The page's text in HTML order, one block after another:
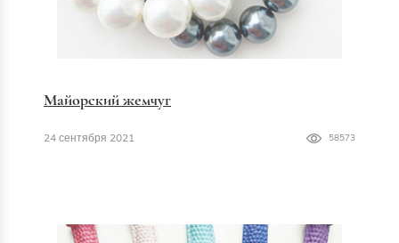
Майорский жемчуг
24 сентября 2021 58573